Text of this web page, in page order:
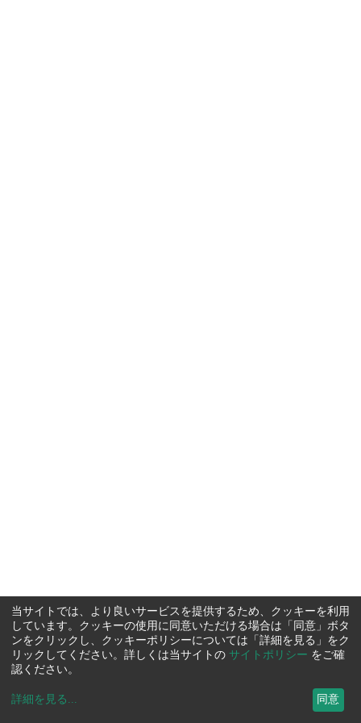
当サイトでは、より良いサービスを提供するため、クッキーを利用
しています。クッキーの使用に同意いただける場合は「同意」ボタ
ンをクリックし、クッキーポリシーについては「詳細を見る」をク
リックしてください。詳しくは当サイトの サイトポリシー をご確
認ください。
詳細を見る ... 同意